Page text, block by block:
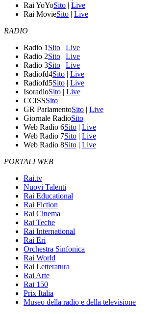
Rai YoYoSito | Live
Rai MovieSito | Live
RADIO
Radio 1 Sito | Live
Radio 2Sito | Live
Radio 3Sito | Live
Radiofd4Sito | Live
Radiofd5Sito | Live
IsoradioSito | Live
CCISSSito
GR ParlamentoSito | Live
Giornale RadioSito
Web Radio 6Sito | Live
Web Radio 7Sito | Live
Web Radio 8Sito | Live
PORTALI WEB
Rai.tv
Nuovi Talenti
Rai Educational
Rai Fiction
Rai Cinema
Rai Teche
Rai International
Rai Eri
Orchestra Sinfonica
Rai World
Rai Letteratura
Rai Arte
Rai 150
Prix Italia
Museo della radio e della televisione